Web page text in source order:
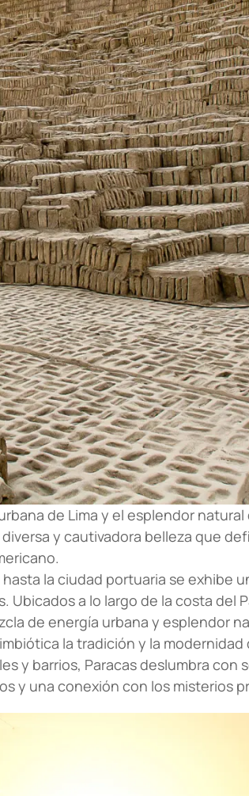
de Lima y el esplendor natural
y cautivadora belleza que
la ciudad portuaria se exhibe
Ubicados a lo largo de la costa del
de energía urbana y esplendor
la tradición y la
y barrios, Paracas deslumbra con
y una conexión con los misterios